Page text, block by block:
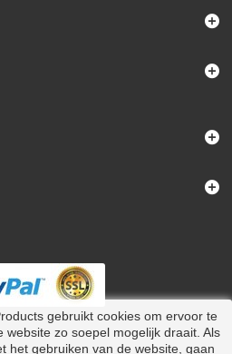
gebruikt cookies om ervoor te
website zo soepel mogelijk draait. Als
het gebruiken van de website, gaan